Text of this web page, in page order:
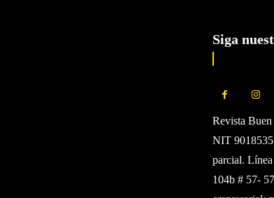
Siga
Revista
NIT
parcial.
104b # 57-